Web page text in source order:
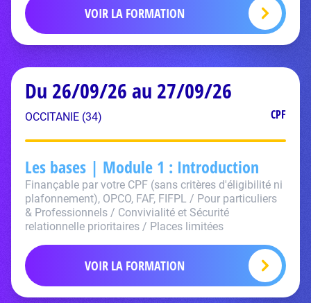
VOIR LA FORMATION
Du 26/09/26 au 27/09/26
OCCITANIE (34) CPF
Les bases | Module 1 : Introduction
Finançable par votre CPF (sans critères d'éligibilité ni
plafonnement), OPCO, FAF, FIFPL / Pour particuliers
& Professionnels / Convivialité et Sécurité
relationnelle prioritaires / Places limitées
VOIR LA FORMATION